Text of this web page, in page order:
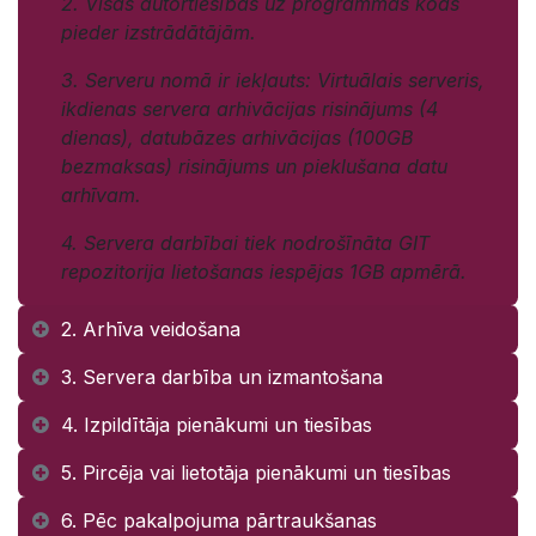
pieder izstrādātājām.
3. Serveru nomā ir iekļauts: Virtuālais serveris,
ikdienas servera arhivācijas risinājums (4
dienas), datubāzes arhivācijas (100GB
bezmaksas) risinājums un pieklušana datu
arhīvam.
4. Servera darbībai tiek nodrošīnāta GIT
repozitorija lietošanas iespējas 1GB apmērā.
2. Arhīva veidošana
3. Servera darbība un izmantošana
4. Izpildītāja pienākumi un tiesības
5. Pircēja vai lietotāja pienākumi un tiesības
6. Pēc pakalpojuma pārtraukšanas